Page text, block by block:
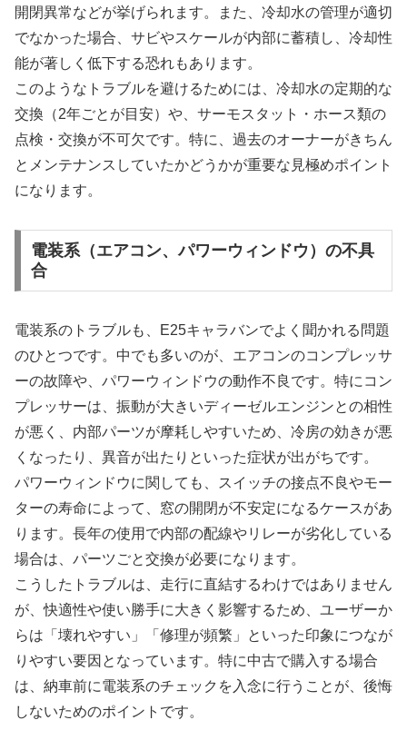
開閉異常などが挙げられます。また、冷却水の管理が適切
でなかった場合、サビやスケールが内部に蓄積し、冷却性
能が著しく低下する恐れもあります。
このようなトラブルを避けるためには、冷却水の定期的な
交換（2年ごとが目安）や、サーモスタット・ホース類の
点検・交換が不可欠です。特に、過去のオーナーがきちん
とメンテナンスしていたかどうかが重要な見極めポイント
になります。
電装系（エアコン、パワーウィンドウ）の不具
合
電装系のトラブルも、E25キャラバンでよく聞かれる問題
のひとつです。中でも多いのが、エアコンのコンプレッサ
ーの故障や、パワーウィンドウの動作不良です。特にコン
プレッサーは、振動が大きいディーゼルエンジンとの相性
が悪く、内部パーツが摩耗しやすいため、冷房の効きが悪
くなったり、異音が出たりといった症状が出がちです。
パワーウィンドウに関しても、スイッチの接点不良やモー
ターの寿命によって、窓の開閉が不安定になるケースがあ
ります。長年の使用で内部の配線やリレーが劣化している
場合は、パーツごと交換が必要になります。
こうしたトラブルは、走行に直結するわけではありません
が、快適性や使い勝手に大きく影響するため、ユーザーか
らは「壊れやすい」「修理が頻繁」といった印象につなが
りやすい要因となっています。特に中古で購入する場合
は、納車前に電装系のチェックを入念に行うことが、後悔
しないためのポイントです。